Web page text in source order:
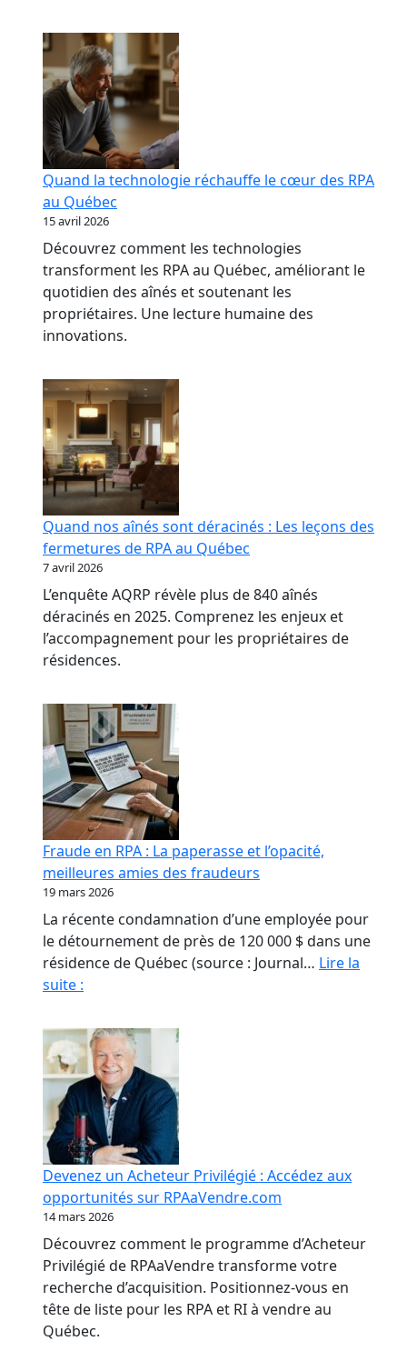
Quand la technologie réchauffe le cœur des RPA
au Québec
15 avril 2026
Découvrez comment les technologies
transforment les RPA au Québec, améliorant le
quotidien des aînés et soutenant les
propriétaires. Une lecture humaine des
innovations.
Quand nos aînés sont déracinés : Les leçons des
fermetures de RPA au Québec
7 avril 2026
L’enquête AQRP révèle plus de 840 aînés
déracinés en 2025. Comprenez les enjeux et
l’accompagnement pour les propriétaires de
résidences.
Fraude en RPA : La paperasse et l’opacité,
meilleures amies des fraudeurs
19 mars 2026
La récente condamnation d’une employée pour
le détournement de près de 120 000 $ dans une
résidence de Québec (source : Journal… Lire la
suite :
RPA
:
La
paperasse
et
l’opacité,
meilleures
amies
des
fraudeurs
Devenez un Acheteur Privilégié : Accédez aux
opportunités sur RPAaVendre.com
14 mars 2026
Découvrez comment le programme d’Acheteur
Privilégié de RPAaVendre transforme votre
recherche d’acquisition. Positionnez-vous en
tête de liste pour les RPA et RI à vendre au
Québec.